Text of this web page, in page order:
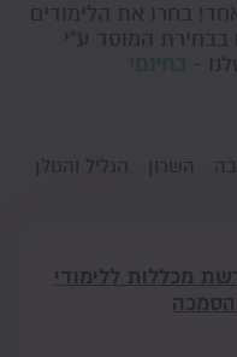
בחרו את הלימודים
המוסד ע"י
-
הגליל והגולן השרון
מכללות ללימודי